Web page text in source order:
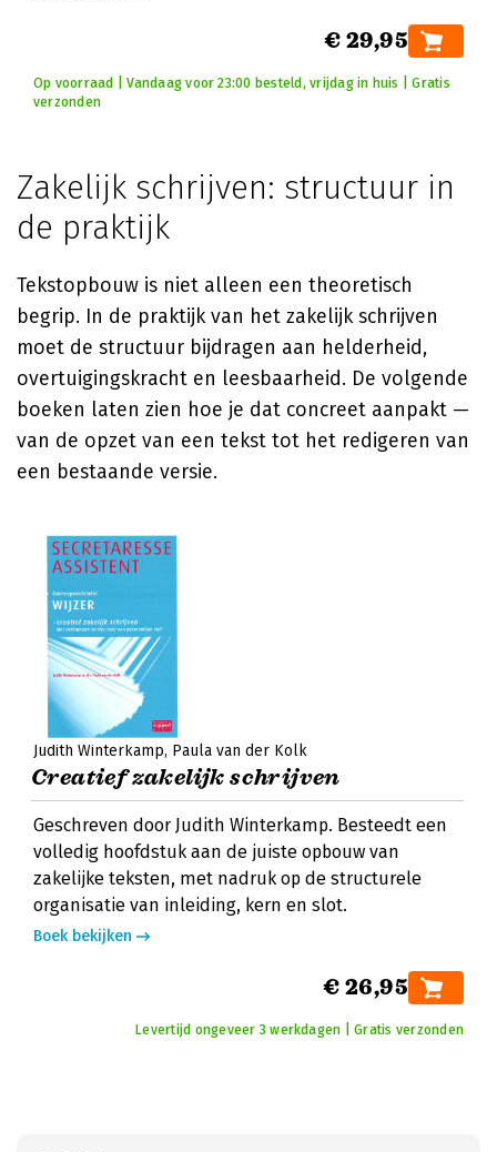
€ 29,95
Op voorraad | Vandaag voor 23:00 besteld, vrijdag in huis | Gratis
verzonden
Zakelijk schrijven: structuur in
de praktijk
Tekstopbouw is niet alleen een theoretisch
begrip. In de praktijk van het zakelijk schrijven
moet de structuur bijdragen aan helderheid,
overtuigingskracht en leesbaarheid. De volgende
boeken laten zien hoe je dat concreet aanpakt —
van de opzet van een tekst tot het redigeren van
een bestaande versie.
Judith Winterkamp Paula van der Kolk
Creatief zakelijk schrijven
Geschreven door Judith Winterkamp. Besteedt een
volledig hoofdstuk aan de juiste opbouw van
zakelijke teksten, met nadruk op de structurele
organisatie van inleiding, kern en slot.
Boek bekijken
€ 26,95
Levertijd ongeveer 3 werkdagen | Gratis verzonden